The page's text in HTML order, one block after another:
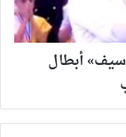
أبطال